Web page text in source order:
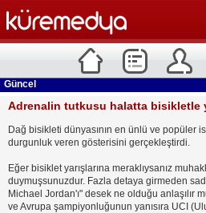
Güncel
Adrenalin tutkusu halatta bisikletle
Dağ bisikleti dünyasının en ünlü ve popüler
durgunluk veren gösterisini gerçekleştirdi.
Eğer bisiklet yarışlarına meraklıysanız
duymuşsunuzdur. Fazla detaya girmeden
Michael Jordan'ı" desek ne olduğu anlaşılır
ve Avrupa şampiyonluğunun yanısıra UCI